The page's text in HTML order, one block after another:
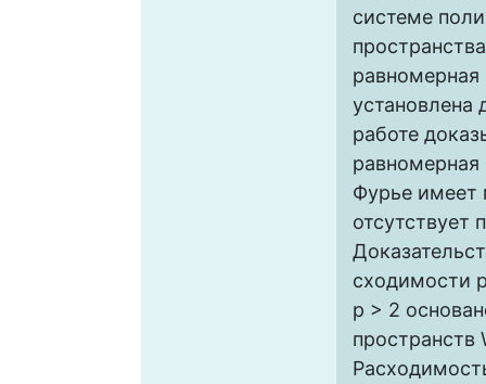
системе
установлена
работе
Фурье имеет
отсутствует
сходимости
p > 2
пространств